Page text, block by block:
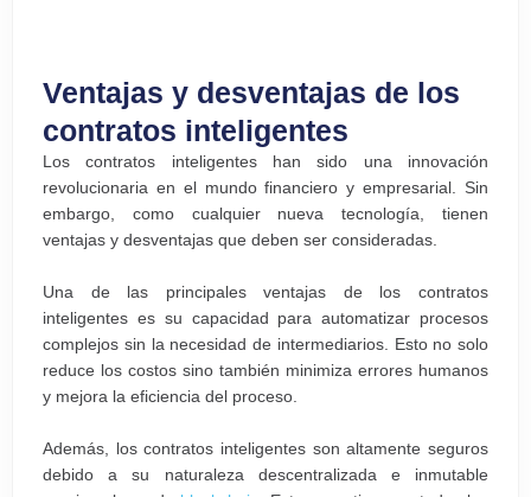
Ventajas y desventajas de los
contratos inteligentes
Los contratos inteligentes han sido una innovación
revolucionaria en el mundo financiero y empresarial. Sin
embargo, como cualquier nueva tecnología, tienen
ventajas y desventajas que deben ser consideradas.
Una de las principales ventajas de los contratos
inteligentes es su capacidad para automatizar procesos
complejos sin la necesidad de intermediarios. Esto no solo
reduce los costos sino también minimiza errores humanos
y mejora la eficiencia del proceso.
Además, los contratos inteligentes son altamente seguros
debido a su naturaleza descentralizada e inmutable